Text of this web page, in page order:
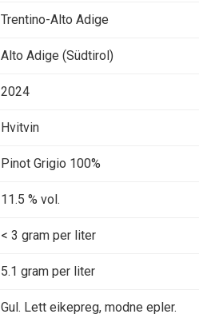
Trentino-Alto Adige
Alto Adige (Südtirol)
2024
Hvitvin
Pinot Grigio 100%
11.5 % vol.
< 3 gram per liter
5.1 gram per liter
Gul. Lett eikepreg, modne epler.